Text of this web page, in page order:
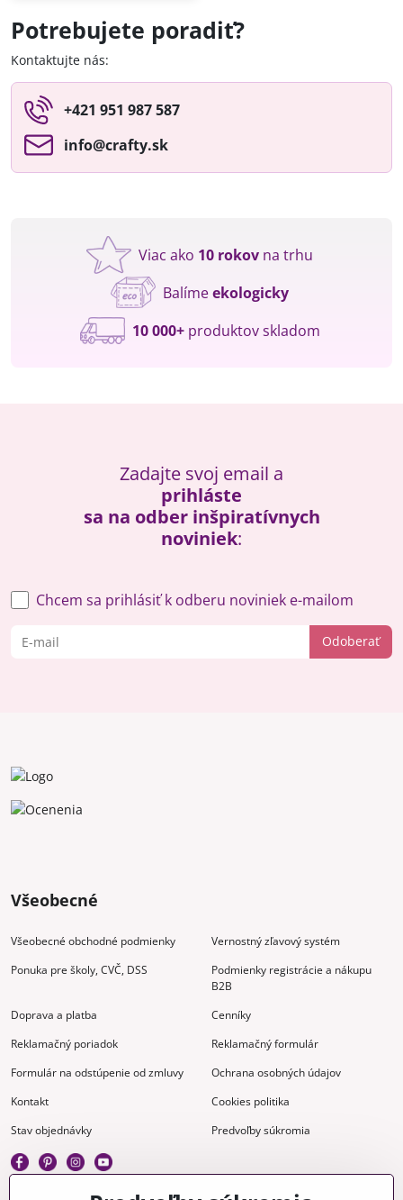
Potrebujete poradiť?
Kontaktujte nás:
+421 951 987 587
info​@crafty​.sk
Viac ako 10 rokov na trhu
Balímeekologicky
10 000+produktov skladom
Zadajte svoj email a
prihláste
sa na odber inšpiratívnych
noviniek:
Odoberať
Chcem sa prihlásiť k odberu noviniek e-mailom
Všeobecné
Všeobecné obchodné podmienky
Vernostný zľavový systém
Ponuka pre školy, CVČ, DSS
Podmienky registrácie a nákupu
B2B
Doprava a platba
Cenníky
Reklamačný poriadok
Reklamačný formulár
Formulár na odstúpenie od zmluvy
Ochrana osobných údajov
Kontakt
Cookies politika
Stav objednávky
Predvoľby súkromia